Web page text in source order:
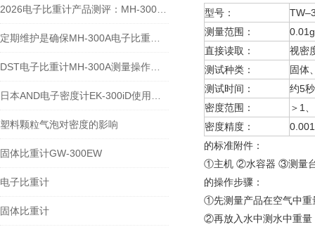
塑料颗粒气泡对密度的影响
固体比重计GW-300EW
电子比重计
固体比重计
型号：
测量范围：
直接读取：
视密
测试种类：
固体
测试时间：
约5秒
密度范围：
＞1
密度精度：
的标准附件：
①主机 ②水容器 ③测量
的操作步骤：
①先测量产品在空气中重
②再放入水中测水中重量